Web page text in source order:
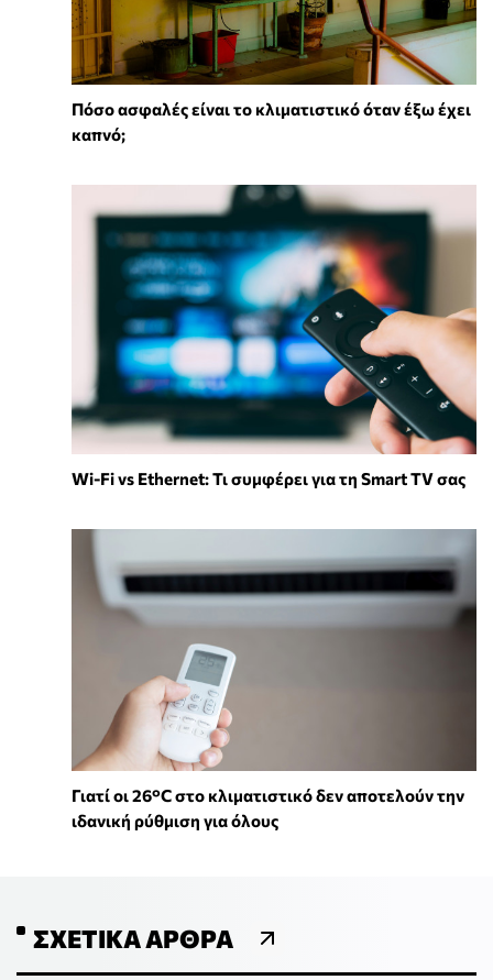
Πόσο ασφαλές είναι το κλιματιστικό όταν έξω έχει
καπνό;
Wi-Fi vs Ethernet: Τι συμφέρει για τη Smart TV σας
Γιατί οι 26°C στο κλιματιστικό δεν αποτελούν την
ιδανική ρύθμιση για όλους
ΣΧΕΤΙΚΆ ΆΡΘΡΑ